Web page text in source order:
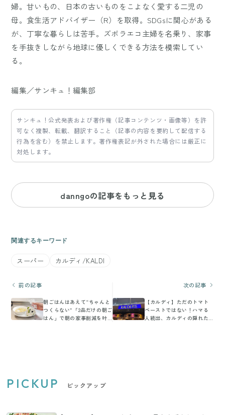
婦。甘いもの、日本の古いものをこよなく愛する二児の
母。食生活アドバイザー（R）を取得。SDGsに関心がある
が、丁寧な暮らしは苦手。ズボラエコ主婦を名乗り、家事
を手抜きしながら地球に優しくできる方法を模索してい
る。
編集／サンキュ！編集部
サンキュ！公式発表および著作権（記事コンテンツ・画像等）を許
可なく複製、転載、翻訳すること（記事の内容を要約して配信する
行為を含む）を禁止します。著作権表記が外された場合には厳正に
対処します。
danngoの記事をもっと見る
関連するキーワード
スーパー カルディ/KALDI
前の記事
朝ごはんはあえて“ちゃんと
つくらない”「2品だけの朝ご
はん」で朝の家事削減を叶
次の記事
【カルディ】ただのトマト
ペーストではない！ハマる
人続出、カルディの隠れた
PICKUP ピックアップ